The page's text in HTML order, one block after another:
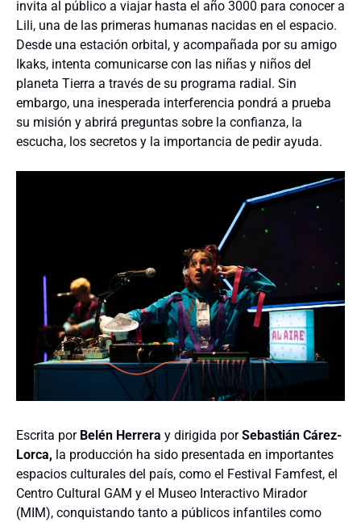
invita al público a viajar hasta el año 3000 para conocer a
Lili, una de las primeras humanas nacidas en el espacio.
Desde una estación orbital, y acompañada por su amigo
Ikaks, intenta comunicarse con las niñas y niños del
planeta Tierra a través de su programa radial. Sin
embargo, una inesperada interferencia pondrá a prueba
su misión y abrirá preguntas sobre la confianza, la
escucha, los secretos y la importancia de pedir ayuda.
Escrita porBelén Herrera y dirigida porSebastián Cárez-
Lorca, la producción ha sido presentada en importantes
espacios culturales del país, como el Festival Famfest, el
Centro Cultural GAM y el Museo Interactivo Mirador
(MIM), conquistando tanto a públicos infantiles como